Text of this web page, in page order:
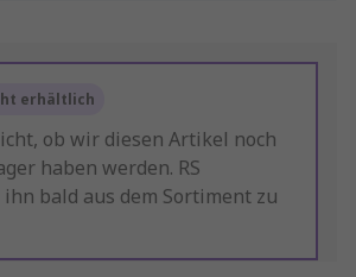
erhältlich
ob wir diesen Artikel noch
haben werden. RS
bald aus dem Sortiment zu